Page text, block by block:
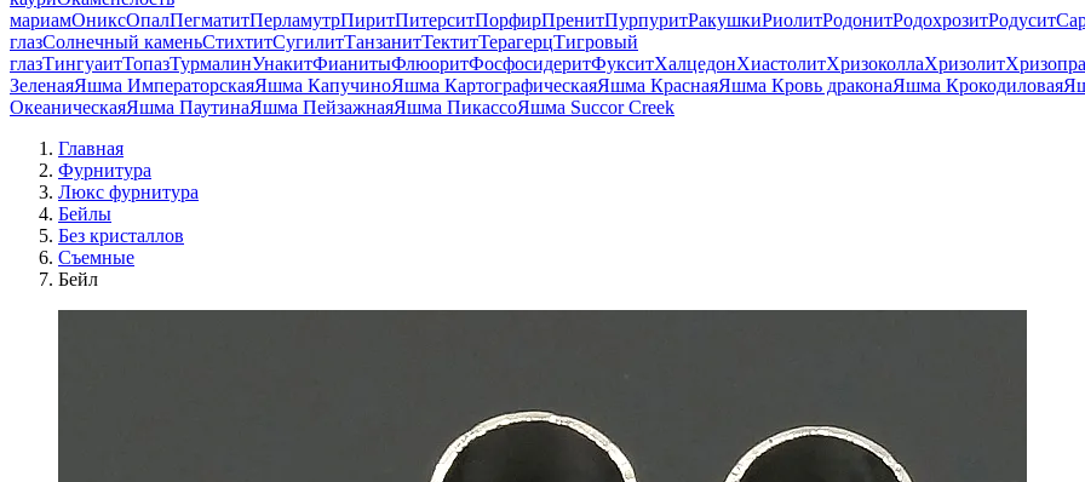
мариамОниксОпалПегматитПерламутрПиритПитерситПорфирПренитПурпуритРакушкиРиолитРодонитРодохрозитРодусит
глазСолнечный каменьСтихтитСугилитТанзанитТектитТерагерцТигровый
глазТингуаитТопазТурмалинУнакитФианитыФлюоритФосфосидеритФукситХалцедонХиастолитХризоколлаХризолит
ЗеленаяЯшма ИмператорскаяЯшма КапучиноЯшма КартографическаяЯшма КраснаяЯшма Кровь драконаЯшма Крокодиловая
ОкеаническаяЯшма ПаутинаЯшма ПейзажнаяЯшма ПикассоЯшма Succor Creek
Главная
Фурнитура
Люкс фурнитура
Бейлы
Без кристаллов
Съемные
Бейл